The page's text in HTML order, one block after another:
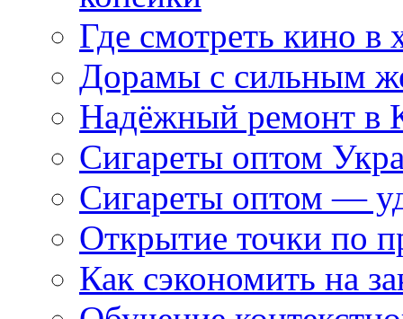
Где смотреть кино в
Дорамы с сильным
Надёжный ремонт в
Сигареты оптом
Сигареты оптом —
Открытие точки по
Как сэкономить на